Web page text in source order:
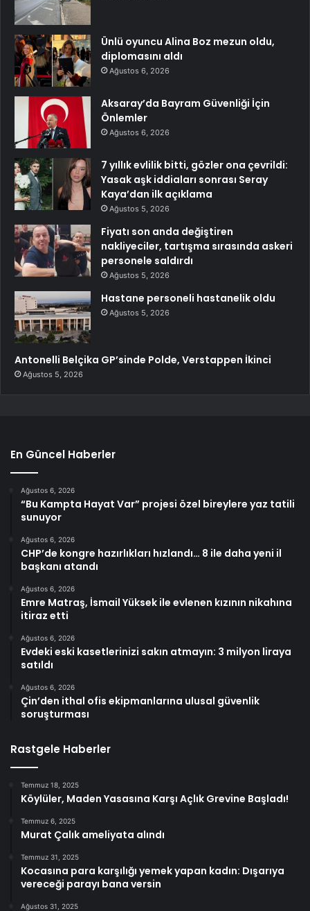
Ünlü oyuncu Alina Boz mezun oldu,
diplomasını aldı
Ağustos 6, 2026
Aksaray’da Bayram Güvenliği İçin
Önlemler
Ağustos 6, 2026
7 yıllık evlilik bitti, gözler ona çevrildi:
Yasak aşk iddiaları sonrası Seray
Kaya’dan ilk açıklama
Ağustos 5, 2026
Fiyatı son anda değiştiren
nakliyeciler, tartışma sırasında askeri
personele saldırdı
Ağustos 5, 2026
Hastane personeli hastanelik oldu
Ağustos 5, 2026
Antonelli Belçika GP’sinde Polde, Verstappen İkinci
Ağustos 5, 2026
En Güncel Haberler
Ağustos 6, 2026
“Bu Kampta Hayat Var” projesi özel bireylere yaz tatili
sunuyor
Ağustos 6, 2026
CHP’de kongre hazırlıkları hızlandı… 8 ile daha yeni il
başkanı atandı
Ağustos 6, 2026
Emre Matraş, İsmail Yüksek ile evlenen kızının nikahına
itiraz etti
Ağustos 6, 2026
Evdeki eski kasetlerinizi sakın atmayın: 3 milyon liraya
satıldı
Ağustos 6, 2026
Çin’den ithal ofis ekipmanlarına ulusal güvenlik
soruşturması
Rastgele Haberler
Temmuz 18, 2025
Köylüler, Maden Yasasına Karşı Açlık Grevine Başladı!
Temmuz 6, 2025
Murat Çalık ameliyata alındı
Temmuz 31, 2025
Kocasına para karşılığı yemek yapan kadın: Dışarıya
vereceği parayı bana versin
Ağustos 31, 2025